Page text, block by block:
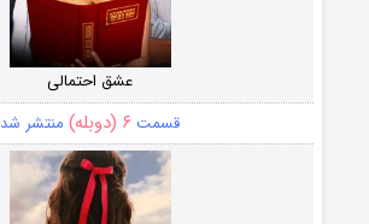
عشق احتمالی
قسمت ۶ (دوبله) منتشر شد